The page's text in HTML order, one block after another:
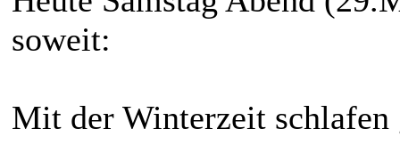
soweit:
Mit der Winterzeit schlafen